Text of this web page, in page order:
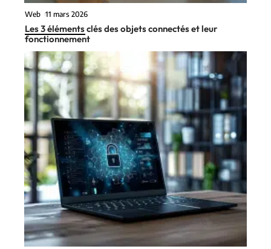
Web 11 mars 2026
Les 3 éléments clés des objets connectés et leur
fonctionnement